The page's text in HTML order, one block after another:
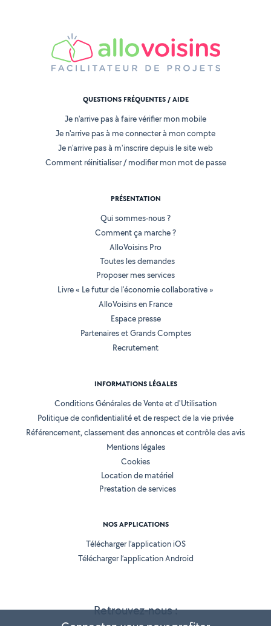
Retrouvez-nous :
QUESTIONS FRÉQUENTES / AIDE
Je n'arrive pas à faire vérifier mon mobile
Je n'arrive pas à me connecter à mon compte
Je n'arrive pas à m'inscrire depuis le site web
Comment réinitialiser / modifier mon mot de passe
PRÉSENTATION
Qui sommes-nous ?
Comment ça marche ?
AlloVoisins Pro
Toutes les demandes
Proposer mes services
Livre « Le futur de l'économie collaborative »
AlloVoisins en France
Espace presse
Partenaires et Grands Comptes
Recrutement
INFORMATIONS LÉGALES
Conditions Générales de Vente et d'Utilisation
Politique de confidentialité et de respect de la vie privée
Référencement, classement des annonces et contrôle des avis
Mentions légales
Cookies
Location de matériel
Prestation de services
NOS APPLICATIONS
Télécharger l’application iOS
Télécharger l’application Android